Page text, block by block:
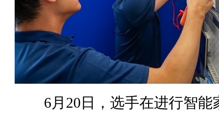
6月20日，选手在进行智能